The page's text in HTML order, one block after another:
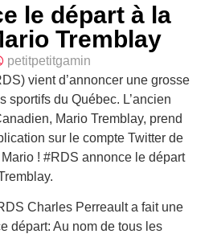
le départ à la
Tremblay
petitpetitgamin
vient d’annoncer une grosse
sportifs du Québec. L’ancien
Mario Tremblay, prend
sur le compte Twitter de
! #RDS annonce le départ
Charles Perreault a fait une
départ: Au nom de tous les